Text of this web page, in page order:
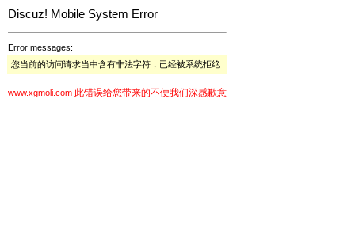
Discuz! Mobile System Error
Error messages:
您当前的访问请求当中含有非法字符，已经被系统拒绝
www.xgmoli.com 此错误给您带来的不便我们深感歉意